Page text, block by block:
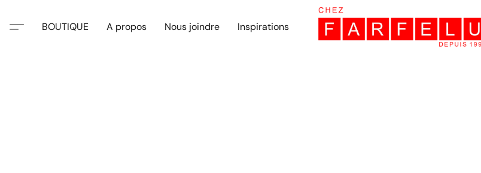
BOUTIQUE A propos Nous joindre Inspirations